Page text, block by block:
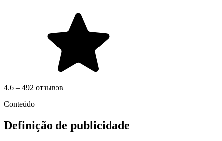
4.6 – 492 отзывов
Conteúdo
Definição de publicidade